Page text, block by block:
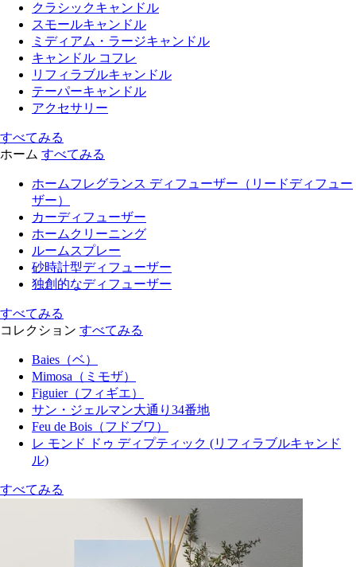
クラシックキャンドル
スモールキャンドル
ミディアム・ラージキャンドル
キャンドル コフレ
リフィラブルキャンドル
テーパーキャンドル
アクセサリー
すべてみる
ホーム すべてみる
ホームフレグランス ディフューザー（リードディフュー
ザー）
カーディフューザー
ホームクリーニング
ルームスプレー
砂時計型ディフューザー
独創的なディフューザー
すべてみる
コレクション すべてみる
Baies（ベ）
Mimosa（ミモザ）
Figuier（フィギエ）
サン・ジェルマン大通り34番地
Feu de Bois（フドブワ）
レ モンド ドゥ ディプティック (リフィラブルキャンド
ル)
すべてみる